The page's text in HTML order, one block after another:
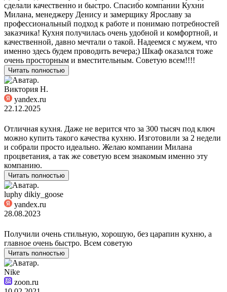
сделали качественно и быстро. Спасибо компании Кухни
Милана, менеджеру Денису и замерщику Ярославу за
профессиональный подход к работе и понимаю потребностей
заказчика! Кухня получилась очень удобной и комфортной, и
качественной, давно мечтали о такой. Надеемся с мужем, что
именно здесь будем проводить вечера;) Шкаф оказался тоже
очень просторным и вместительным. Советую всем!!!!
Читать полностью
Виктория Н.
yandex.ru
22.12.2025
Отличная кухня. Даже не верится что за 300 тысяч под ключ
можно купить такого качества кухню. Изготовили за 2 недели
и собрали просто идеально. Желаю компании Милана
процветания, а так же советую всем знакомым именно эту
компанию.
Читать полностью
luphy dikiy_goose
yandex.ru
28.08.2023
Получили очень стильную, хорошую, без царапин кухню, а
главное очень быстро. Всем советую
Читать полностью
Nike
zoon.ru